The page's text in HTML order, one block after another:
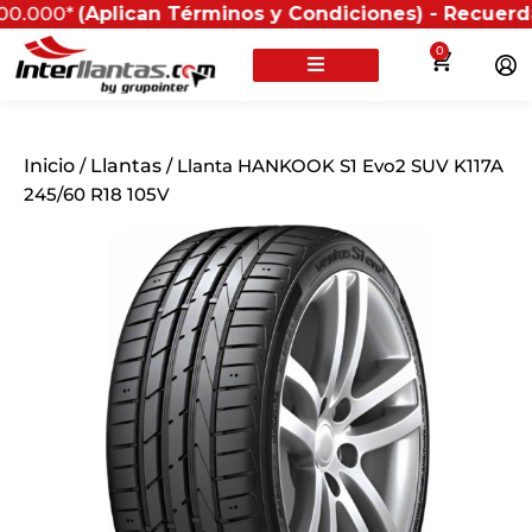
Términos y Condiciones) - Recuerda que
0
Inicio / Llantas / Llanta HANKOOK S1 Evo2 SUV K117A
245/60 R18 105V